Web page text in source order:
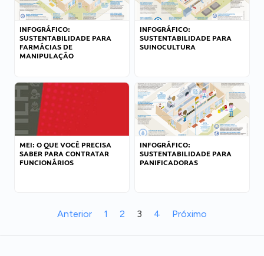
INFOGRÁFICO:
SUSTENTABILIDADE PARA
FARMÁCIAS DE
MANIPULAÇÃO
INFOGRÁFICO:
SUSTENTABILIDADE PARA
SUINOCULTURA
MEI: O QUE VOCÊ PRECISA
SABER PARA CONTRATAR
FUNCIONÁRIOS
INFOGRÁFICO:
SUSTENTABILIDADE PARA
PANIFICADORAS
Anterior 1 2 3 4 Próximo